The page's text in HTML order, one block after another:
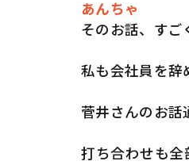
あんちゃ
そのお話、すご
私も会社員を辞
菅井さんのお話
打ち合わせも全